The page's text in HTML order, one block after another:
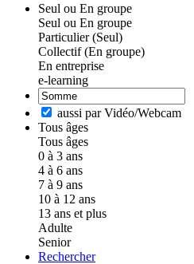
Seul ou En groupe
Seul ou En groupe
Particulier (Seul)
Collectif (En groupe)
En entreprise
e-learning
aussi par Vidéo/Webcam
Tous âges
Tous âges
0 à 3 ans
4 à 6 ans
7 à 9 ans
10 à 12 ans
13 ans et plus
Adulte
Senior
Rechercher